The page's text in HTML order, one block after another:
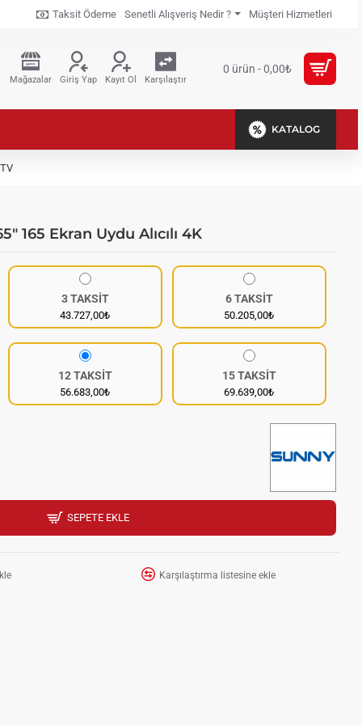
Taksit Ödeme Senetli Alışveriş Nedir ? Müşteri Hizmetleri
Mağazalar Giriş Yap Kayıt Ol Karşılaştır
0 ürün - 0,00₺
KATALOG
165 Ekran Uydu Alıcılı 4K
3 TAKSİT
43.727,00₺
6 TAKSİT
50.205,00₺
12 TAKSİT
56.683,00₺
15 TAKSİT
69.639,00₺
SEPETE EKLE
Karşılaştırma listesine ekle